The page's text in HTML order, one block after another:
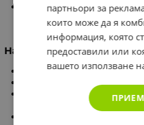
Да не се приема от деца
бременни жени, кърмачки
непоносимост към някоя
На вниманието на
Да не се превишава
Да се пази от деца!
Добавка към храната, не
разнообразното хранене.
партньори за
които може да я
информация, която
предоставили или
вашето използване